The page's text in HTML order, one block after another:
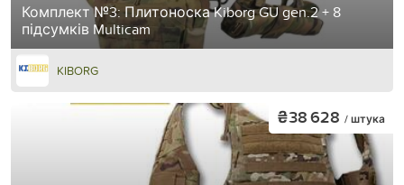
Комплект №3: Плитоноска Kiborg GU gen.2 + 8
підсумків Multicam
KIBORG
₴38 628 / штука